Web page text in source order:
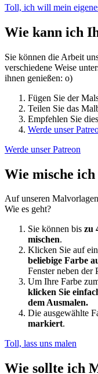
Toll, ich will mein
Wie kann ich
Sie können die Arbeit
verschiedene Weise
ihnen genießen: o)
Fügen Sie der
Teilen Sie das
Empfehlen Sie
Werde unser
Werde unser Patreon
Wie mische ich
Auf unseren
Wie es geht?
Sie können bis zu
mischen.
Klicken Sie auf
beliebige Farbe
Fenster neben der
Um Ihre Farbe
klicken Sie
dem Ausmalen.
Die ausgewählte
markiert.
Toll, lass uns malen
Wie sollte ich